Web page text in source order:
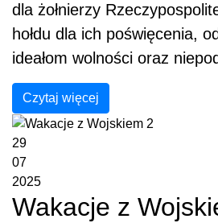
dla żołnierzy
hołdu dla ich poświęcenia,
ideałom wolności oraz
Czytaj więcej
29
07
2025
Wakacje z